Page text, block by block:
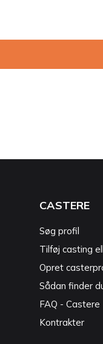
CASTERE
Søg profil
Tilføj casting
Opret
Sådan finder
FAQ - Castere
Kontrakter